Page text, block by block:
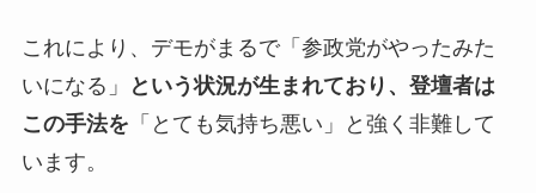
これにより、デモがまるで「参政党がやったみた
いになる」
という状況が生まれており、登壇者は
この手法を 「とても気持ち悪い」と強く非難して
います。